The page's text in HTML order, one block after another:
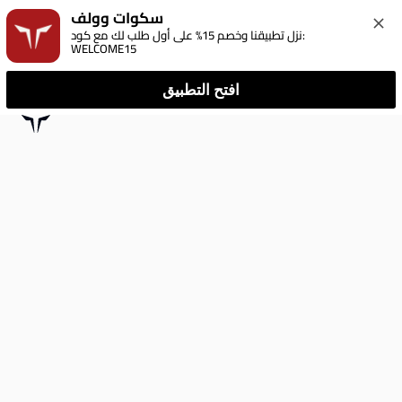
سكوات وولف
نزل تطبيقنا وخصم 15% على أول طلب لك مع كود:
WELCOME15
افتح التطبيق